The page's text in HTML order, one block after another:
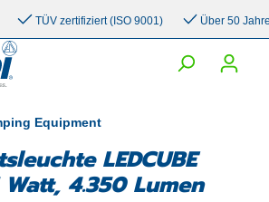
TÜV zertifiziert (ISO 9001) Über 50 Jahre
Equipment
LEDCUBE
4.350 Lumen